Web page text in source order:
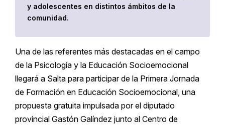
y adolescentes en distintos ámbitos de la
comunidad.
Una de las referentes más destacadas en el campo
de la Psicología y la Educación Socioemocional
llegará a Salta para participar de la Primera Jornada
de Formación en Educación Socioemocional, una
propuesta gratuita impulsada por el diputado
provincial Gastón Galíndez junto al Centro de